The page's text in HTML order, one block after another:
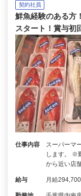
契約社員
鮮魚経験のある方
スタート！賞与初
仕事内容
スーパーマ
します。 ※
から近い店
給与 月給